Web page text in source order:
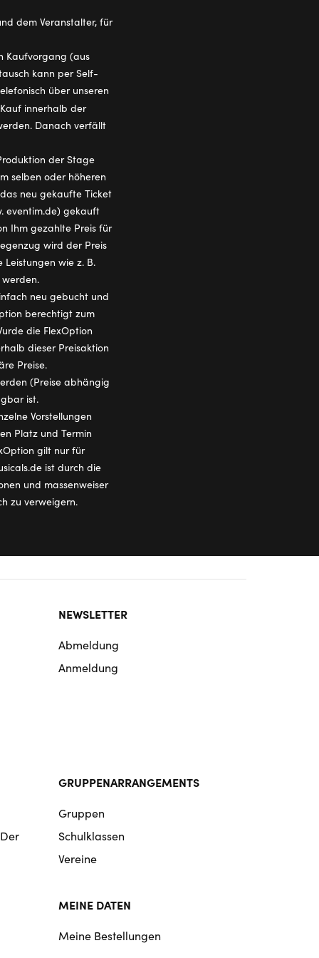
dem Veranstalter, für
Kaufvorgang (aus
kann per Self-
über unseren
innerhalb der
Danach verfällt
der Stage
selben oder höheren
neu gekaufte Ticket
eventim.de) gekauft
Ihm gezahlte Preis für
wird der Preis
wie z. B.
neu gebucht und
berechtigt zum
die FlexOption
dieser Preisaktion
Preise.
(Preise abhängig
ist.
Vorstellungen
Platz und Termin
gilt nur für
ist durch die
und massenweiser
zu verweigern.
NEWSLETTER
Abmeldung
Anmeldung
GRUPPENARRANGEMENTS
Gruppen
Schulklassen
Vereine
MEINE DATEN
Meine Bestellungen